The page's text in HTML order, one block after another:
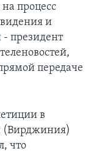
процесс
и
- президент
передаче
в
(Вирджиния)
что